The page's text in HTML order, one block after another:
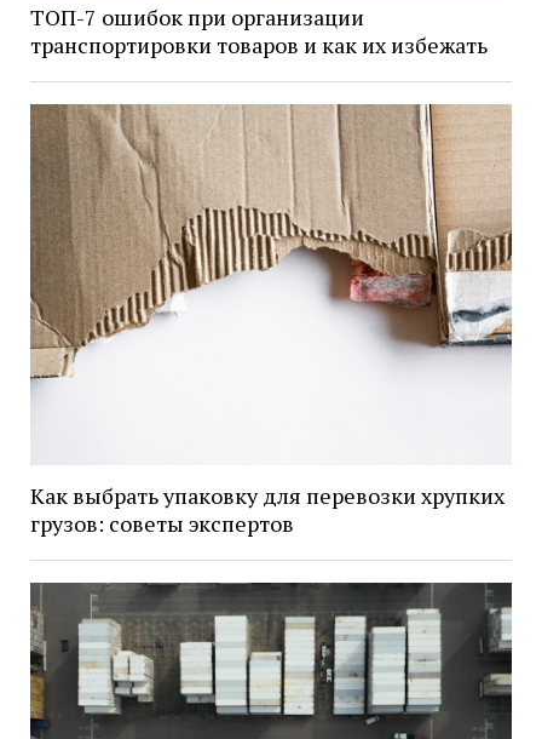
ТОП-7 ошибок при организации
транспортировки товаров и как их избежать
Как выбрать упаковку для перевозки хрупких
грузов: советы экспертов